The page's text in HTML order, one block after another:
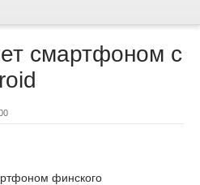
смартфоном с
финского